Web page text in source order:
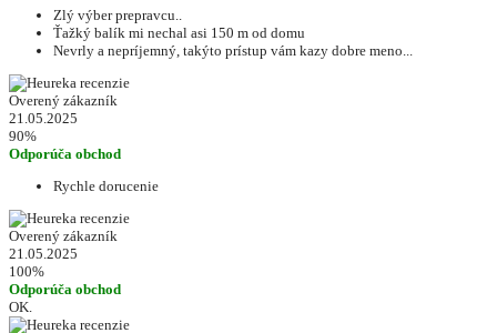
Zlý výber prepravcu..
Ťažký balík mi nechal asi 150 m od domu
Nevrly a nepríjemný, takýto prístup vám kazy dobre meno...
Overený zákazník
21.05.2025
90%
Odporúča obchod
Rychle dorucenie
Overený zákazník
21.05.2025
100%
Odporúča obchod
OK.